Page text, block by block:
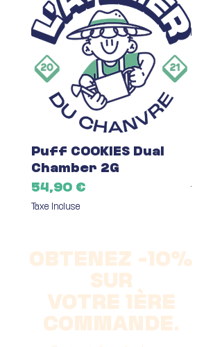
Puff COOKIES Dual
Chamber 2G
Prix
54,90 €
Taxe Incluse
OBTENEZ -10%
SUR
VOTRE 1ÈRE
COMMANDE.